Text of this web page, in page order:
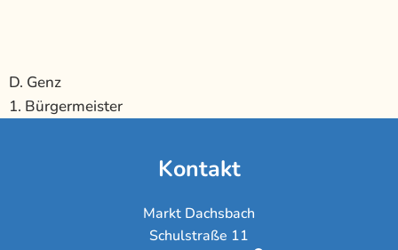
D. Genz
1. Bürgermeister
Kontakt
Markt Dachsbach
Schulstraße 11